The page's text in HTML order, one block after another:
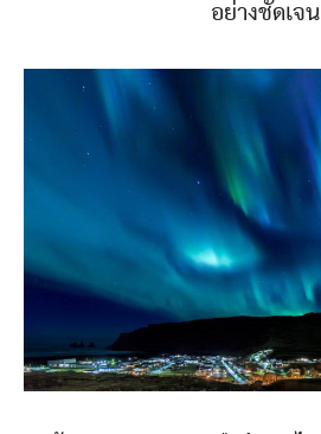
อย่างชัดเจน